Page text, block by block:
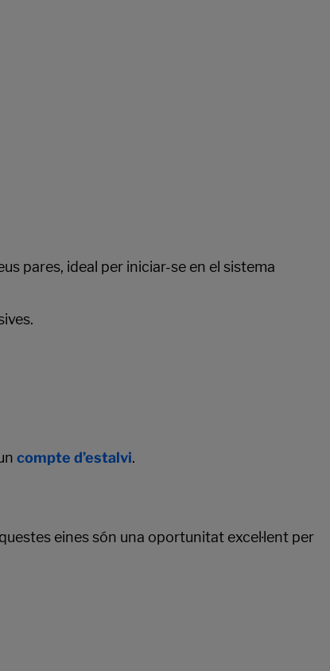
pares, ideal per iniciar-se en el sistema
compte d’estalvi.
eines són una oportunitat excel·lent per